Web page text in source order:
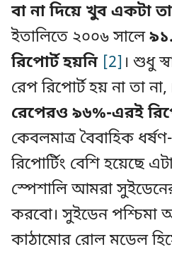
বা না দিয়ে খুব একটা
ইতালিতে ২০০৬ সালে
রিপোর্ট হয়নি [2] । শুধু
রেপ রিপোর্ট হয় না তা না,
রেপেরও ৯৬%-এরই
কেবলমাত্র বৈবাহিক
রিপোর্টিং বেশি হয়েছে
স্পেশালি আমরা
করবো। সুইডেন পশ্চিমা
কাঠামোর রোল মডেল